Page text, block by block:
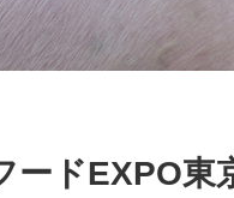
ードEXPO東